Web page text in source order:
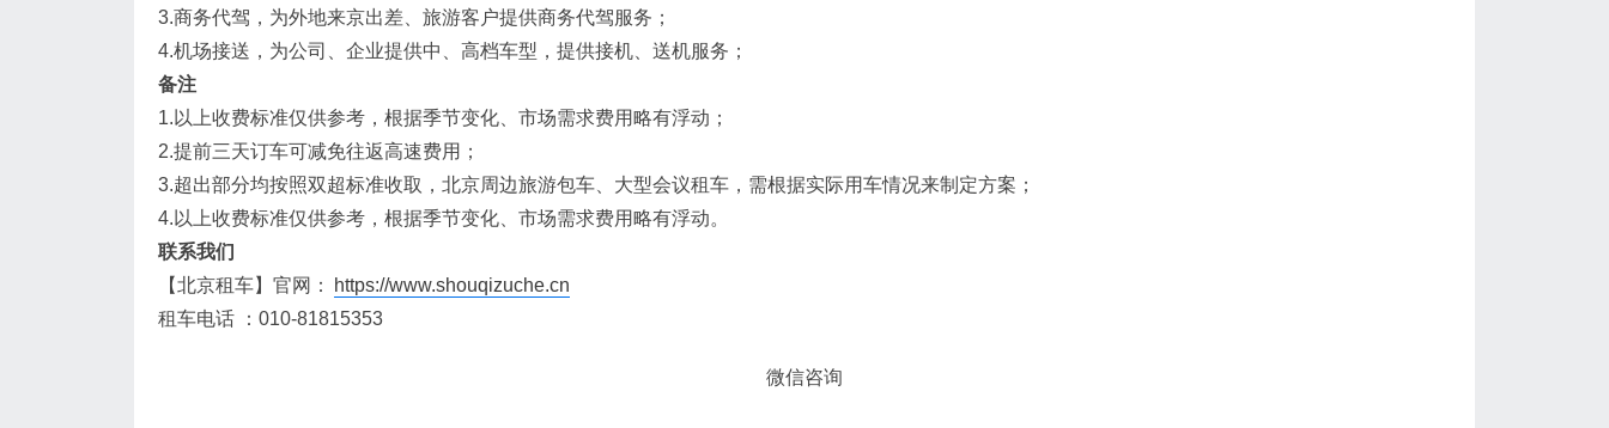
3.商务代驾，为外地来京出差、旅游客户提供商务代驾服务；
4.机场接送，为公司、企业提供中、高档车型，提供接机、送机服务；
备注
1.以上收费标准仅供参考，根据季节变化、市场需求费用略有浮动；
2.提前三天订车可减免往返高速费用；
3.超出部分均按照双超标准收取，北京周边旅游包车、大型会议租车，需根据实际用车情况来制定方案；
4.以上收费标准仅供参考，根据季节变化、市场需求费用略有浮动。
联系我们
【北京租车】官网：
https://www.shouqizuche.cn
租车电话 ：010-81815353
微信咨询